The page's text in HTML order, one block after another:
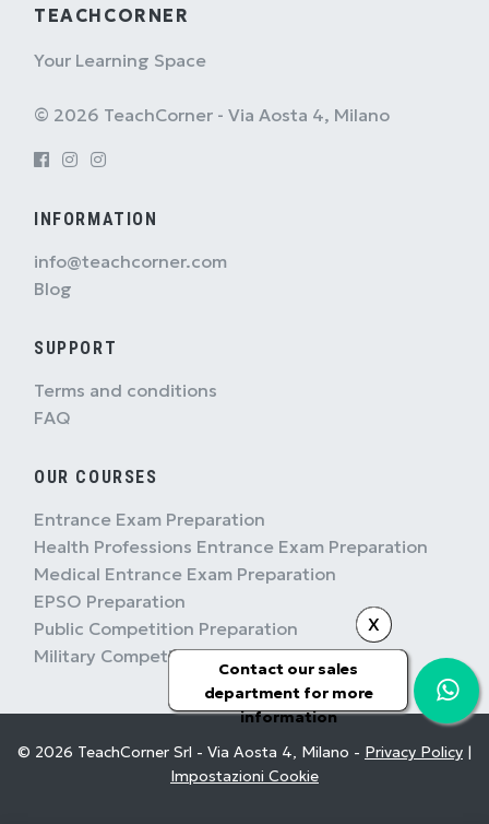
X
Contact our sales
department for more
information
TEACHCORNER
Your Learning Space
© 2026 TeachCorner - Via Aosta 4, Milano
INFORMATION
info@teachcorner.com
Blog
SUPPORT
Terms and conditions
FAQ
OUR COURSES
Entrance Exam Preparation
Health Professions Entrance Exam Preparation
Medical Entrance Exam Preparation
EPSO Preparation
Public Competition Preparation
Military Competition Preparation
© 2026 TeachCorner Srl - Via Aosta 4, Milano - Privacy Policy |
Impostazioni Cookie